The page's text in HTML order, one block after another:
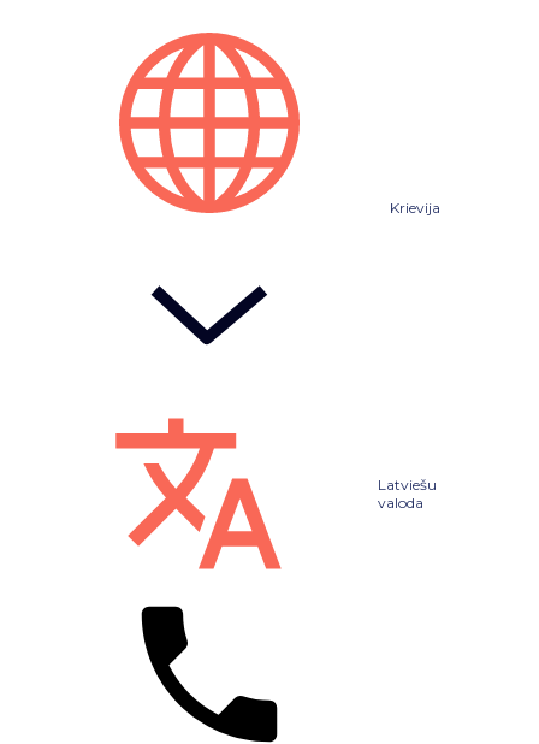
Krievija
Latviešu
valoda